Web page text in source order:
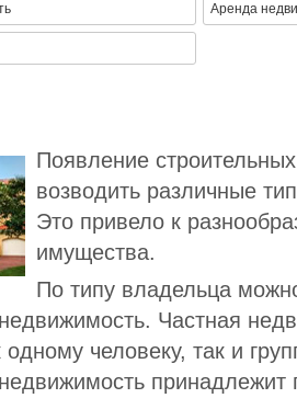
Аренда
Появление
возводить различные
Это привело к
имущества.
По типу владельца
Частная
человеку, так и
принадлежит